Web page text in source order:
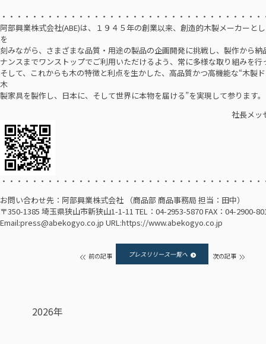
・・・・・・・・・・・・・・・・・・・・・・・・・・・・・・・・・
阿部興業株式会社(ABE)は、１９４５年の創業以来、創造的木製メーカーと
を
刻みながら、さまざまな品質・用途の製品の企画開発に挑戦し、製作から納
ナンスまでワンストップでご利用いただけるよう、常に多様な取り組みを行
そして、これからも木の特徴と利点を生かした、高品質かつ高機能な“木製
木
製家具を製作し、日本に、そして世界に本物を届ける”を実現して参ります。
社長メッセー
・・・・・・・・・・・・・・・・・・・・・・・・・・・・・・・・・・
お問い合わせ先：阿部興業株式会社 （商品部 商品事務局 担当：田中）
〒350-1385 埼玉県狭山市新狭山1-1-11 TEL：04-2953-5870 FAX：04-2900-
Email:press@abekogyo.co.jp URL:https://www.abekogyo.co.jp
前の記事 プレスリリース一覧へ 次の記事
2026年